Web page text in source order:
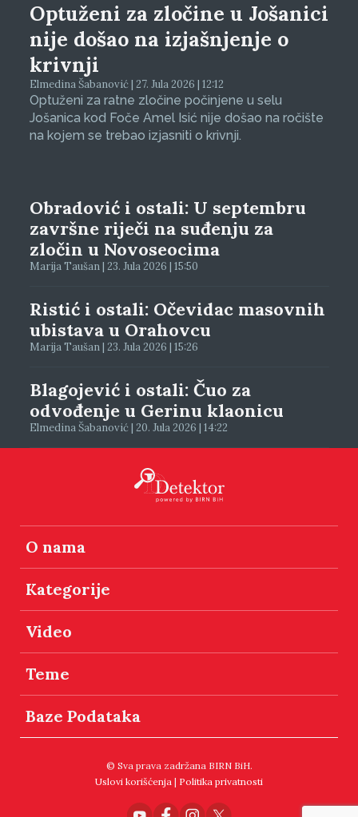
Optuženi za zločine u Jošanici
nije došao na izjašnjenje o
krivnji
Elmedina Šabanović | 27. Jula 2026 | 12:12
Optuženi za ratne zločine počinjene u selu
Jošanica kod Foče Amel Isić nije došao na ročište
na kojem se trebao izjasniti o krivnji.
Obradović i ostali: U septembru
završne riječi na suđenju za
zločin u Novoseocima
Marija Taušan | 23. Jula 2026 | 15:50
Ristić i ostali: Očevidac masovnih
ubistava u Orahovcu
Marija Taušan | 23. Jula 2026 | 15:26
Blagojević i ostali: Čuo za
odvođenje u Gerinu klaonicu
Elmedina Šabanović | 20. Jula 2026 | 14:22
O nama
Kategorije
Video
Teme
Baze Podataka
© Sva prava zadržana BIRN BiH.
Uslovi korišćenja | Politika privatnosti